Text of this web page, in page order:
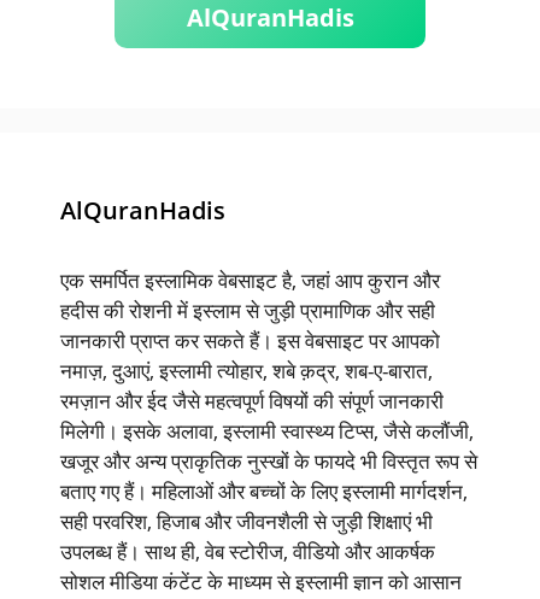
AlQuranHadis
AlQuranHadis
एक समर्पित इस्लामिक वेबसाइट है, जहां आप कुरान और
हदीस की रोशनी में इस्लाम से जुड़ी प्रामाणिक और सही
जानकारी प्राप्त कर सकते हैं। इस वेबसाइट पर आपको
नमाज़, दुआएं, इस्लामी त्योहार, शबे क़द्र, शब-ए-बारात,
रमज़ान और ईद जैसे महत्वपूर्ण विषयों की संपूर्ण जानकारी
मिलेगी। इसके अलावा, इस्लामी स्वास्थ्य टिप्स, जैसे कलौंजी,
खजूर और अन्य प्राकृतिक नुस्खों के फायदे भी विस्तृत रूप से
बताए गए हैं। महिलाओं और बच्चों के लिए इस्लामी मार्गदर्शन,
सही परवरिश, हिजाब और जीवनशैली से जुड़ी शिक्षाएं भी
उपलब्ध हैं। साथ ही, वेब स्टोरीज, वीडियो और आकर्षक
सोशल मीडिया कंटेंट के माध्यम से इस्लामी ज्ञान को आसान